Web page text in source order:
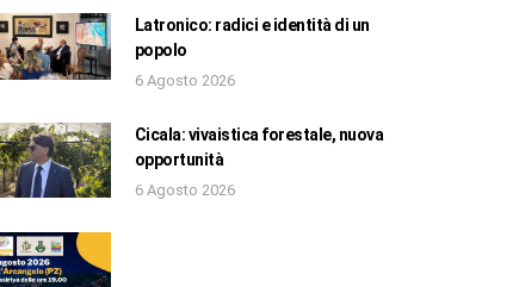
Latronico: radici e identità di un
popolo
6 Agosto 2026
Cicala: vivaistica forestale, nuova
opportunità
6 Agosto 2026